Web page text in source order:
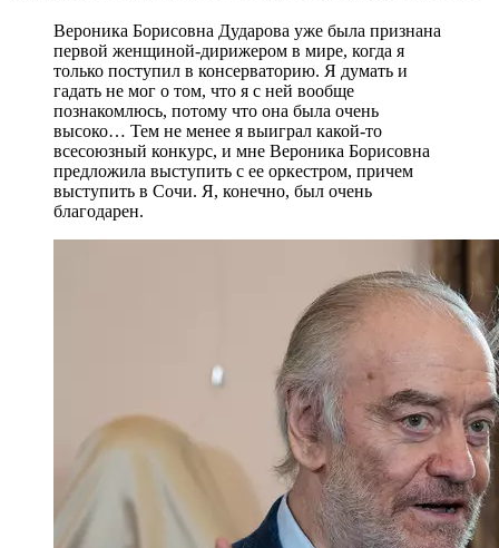
Вероника Борисовна Дударова уже была признана
первой женщиной-дирижером в мире, когда я
только поступил в консерваторию. Я думать и
гадать не мог о том, что я с ней вообще
познакомлюсь, потому что она была очень
высоко… Тем не менее я выиграл какой-то
всесоюзный конкурс, и мне Вероника Борисовна
предложила выступить с ее оркестром, причем
выступить в Сочи. Я, конечно, был очень
благодарен.